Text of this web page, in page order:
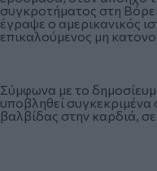
συγκροτήματος στη
έγραψε ο αμερικανικός
επικαλούμενος μη
Σύμφωνα με το
υποβληθεί
βαλβίδας στην καρδιά,